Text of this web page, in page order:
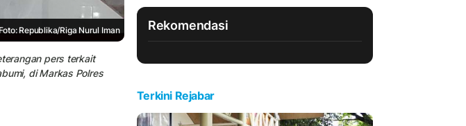
Foto: Republika/Riga Nurul Iman
pers terkait
di Markas Polres
Rekomendasi
Terkini Rejabar